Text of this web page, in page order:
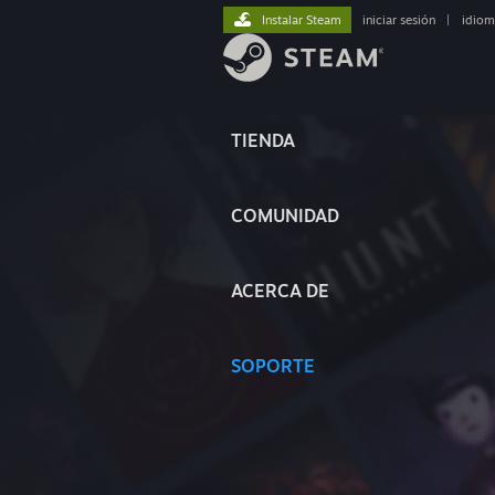
TIENDA
COMUNIDAD
ACERCA DE
SOPORTE
Instalar Steam iniciar sesión